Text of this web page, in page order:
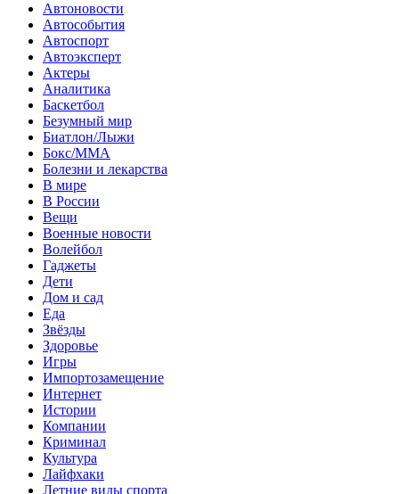
Автоновости
Автособытия
Автоспорт
Автоэксперт
Актеры
Аналитика
Баскетбол
Безумный мир
Биатлон/Лыжи
Бокс/MMA
Болезни и лекарства
В мире
В России
Вещи
Военные новости
Волейбол
Гаджеты
Дети
Дом и сад
Еда
Звёзды
Здоровье
Игры
Импортозамещение
Интернет
Истории
Компании
Криминал
Культура
Лайфхаки
Летние виды спорта